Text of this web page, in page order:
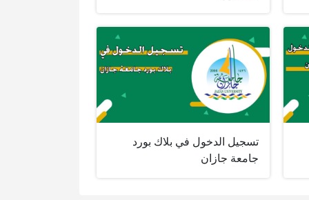
تسجيل الدخول في بلاك بورد
جامعة جازان